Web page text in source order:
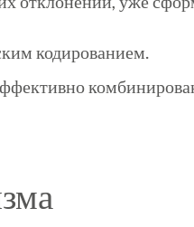
кодированием.